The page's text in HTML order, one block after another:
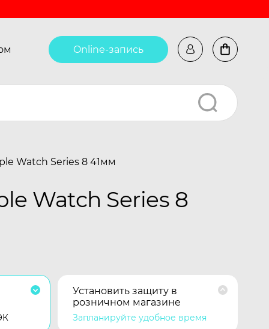
Online-запись
Watch Series 8 41мм
Watch Series 8
Установить защиту в
розничном магазине
Запланируйте удобное время